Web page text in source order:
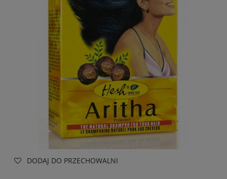
DODAJ DO PRZECHOWALNI